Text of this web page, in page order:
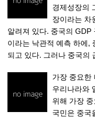
경제성장의
장이라는 차
알려져 있다. 중국의 GDP
이라는 낙관적 예측 하에,
되고 있다. 그러나 중국의
가장 중요한
우리나라와
위해 가장
국민은 중국